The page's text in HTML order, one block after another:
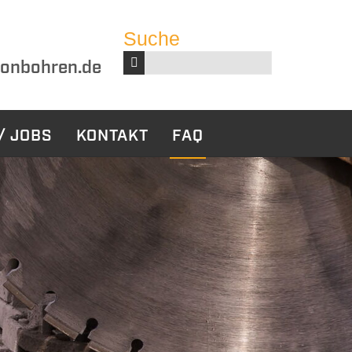
Suche
Suchbegriffe
Sonstige
Leistungen
Bauwerksabdichtung
JOBS KONTAKT FAQ